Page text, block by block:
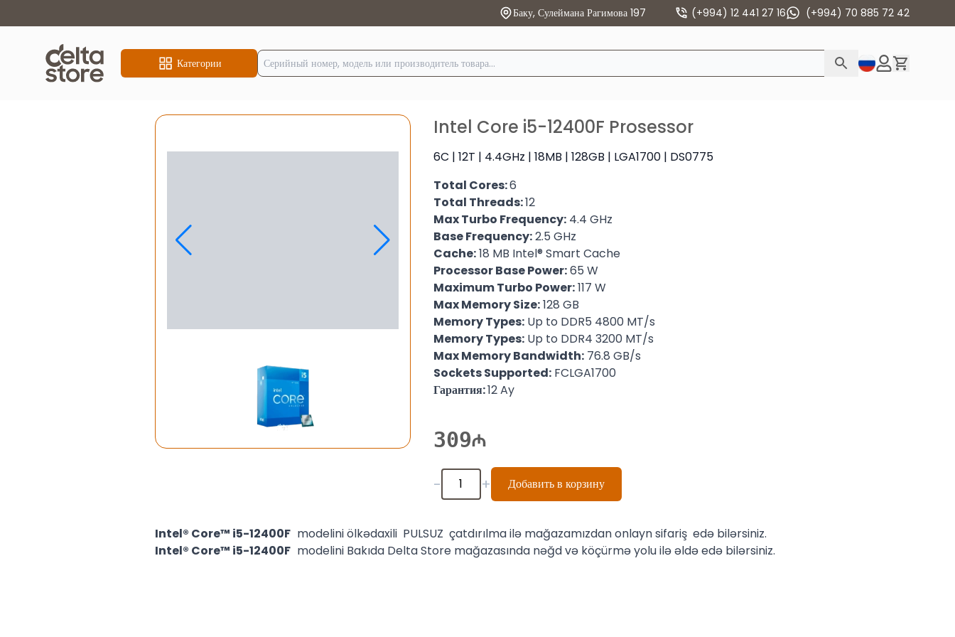
Баку, Сулеймана Рагимова 197 (+994) 12 441 27 16 (+994) 70 885 72 42
Категории
Intel Core i5-12400F Prosessor
6C | 12T | 4.4GHz | 18MB | 128GB | LGA1700 | DS0775
Total Cores:6
Total Threads:12
Max Turbo Frequency:4.4 GHz
Base Frequency:2.5 GHz
Cache:18 MB Intel® Smart Cache
Processor Base Power:65 W
Maximum Turbo Power:117 W
Max Memory Size:128 GB
Memory Types:Up to DDR5 4800 MT/s
Memory Types:Up to DDR4 3200 MT/s
Max Memory Bandwidth:76.8 GB/s
Sockets Supported:FCLGA1700
Гарантия:12 Ay
309
- + Добавить в корзину
Intel® Core™ i5-12400F modelini ölkədaxili PULSUZ çatdırılma ilə mağazamızdan onlayn sifariş edə bilərsiniz.
Intel® Core™ i5-12400F modelini Bakıda Delta Store mağazasında nəğd və köçürmə yolu ilə əldə edə bilərsiniz.